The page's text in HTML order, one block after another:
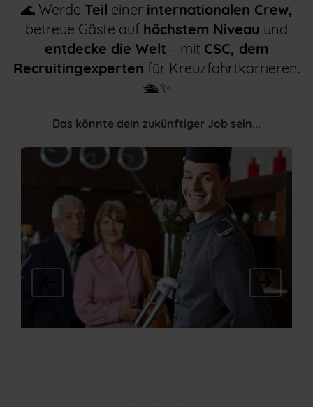
🌊 Werde Teil einer internationalen Crew,
betreue Gäste auf höchstem Niveau und
entdecke die Welt – mit CSC, dem
Recruitingexperten für Kreuzfahrtkarrieren.
🛳️✨
Das könnte dein zukünftiger Job sein...